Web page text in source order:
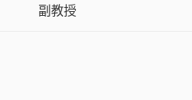
副教授